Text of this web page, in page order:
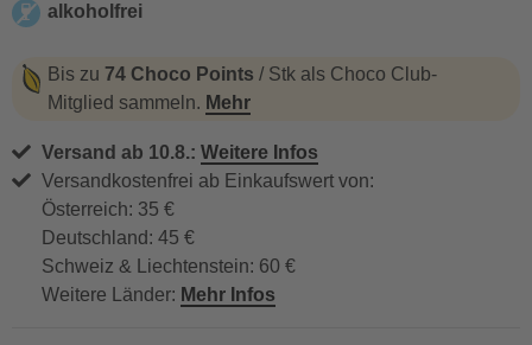
alkoholfrei
Bis zu 74 Choco Points / Stk als Choco Club-
Mitglied sammeln. Mehr
Versand ab 10.8.: Weitere Infos
Versandkostenfrei ab Einkaufswert von:
Österreich: 35 €
Deutschland: 45 €
Schweiz & Liechtenstein: 60 €
Weitere Länder: Mehr Infos